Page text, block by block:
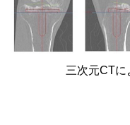
三次元CTに